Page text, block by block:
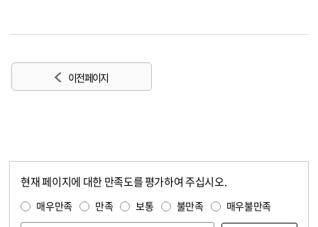
이전 페이지
현재 페이지에 대한 만족도를 평가하여 주십시오.
매우만족 만족 보통 불만족 매우불만족